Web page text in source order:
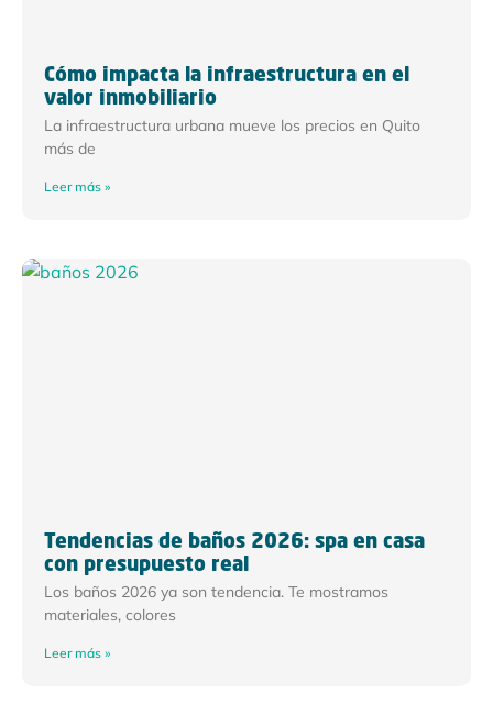
Cómo impacta la infraestructura en el
valor inmobiliario
La infraestructura urbana mueve los precios en Quito
más de
Leer más »
Tendencias de baños 2026: spa en casa
con presupuesto real
Los baños 2026 ya son tendencia. Te mostramos
materiales, colores
Leer más »